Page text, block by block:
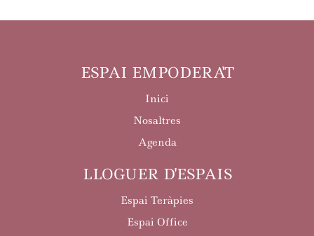
ESPAI EMPODERA'T
Inici
Nosaltres
Agenda
LLOGUER D'ESPAIS
Espai Teràpies
Espai Office